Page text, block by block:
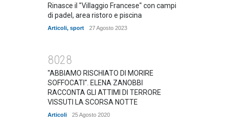
Rinasce il "Villaggio Francese" con campi
di padel, area ristoro e piscina
Articoli, sport 27 Agosto 2023
8028
"ABBIAMO RISCHIATO DI MORIRE
SOFFOCATI". ELENA ZANOBBI
RACCONTA GLI ATTIMI DI TERRORE
VISSUTI LA SCORSA NOTTE
Articoli 25 Agosto 2020